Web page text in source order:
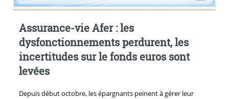
Assurance-vie Afer : les
dysfonctionnements perdurent, les
incertitudes sur le fonds euros sont
levées
Depuis début octobre, les épargnants peinent à gérer leur